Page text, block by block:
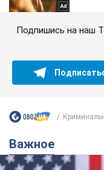
Подпишись на наш
Важное